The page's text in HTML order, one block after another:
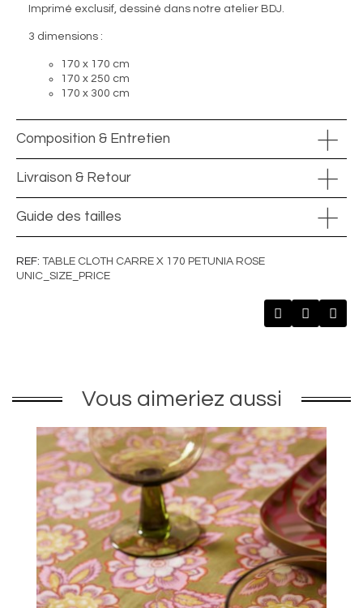
Imprimé exclusif, dessiné dans notre atelier BDJ.
3 dimensions :
170 x 170 cm
170 x 250 cm
170 x 300 cm
Composition & Entretien
Livraison & Retour
Guide des tailles
REF TABLE CLOTH CARRE X 170 PETUNIA ROSE
UNIC_SIZE_PRICE
Vous aimeriez aussi